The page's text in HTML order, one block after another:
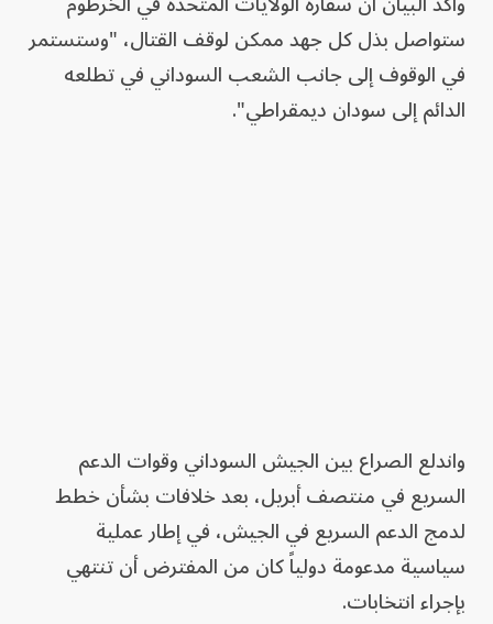
ستواصل بذل كل جهد ممكن لوقف القتال، "وستستمر
في الوقوف إلى جانب الشعب السوداني في تطلعه
الدائم إلى سودان ديمقراطي".
واندلع الصراع بين الجيش السوداني وقوات الدعم
السريع في منتصف أبريل، بعد خلافات بشأن خطط
لدمج الدعم السريع في الجيش، في إطار عملية
سياسية مدعومة دولياً كان من المفترض أن تنتهي
بإجراء انتخابات.